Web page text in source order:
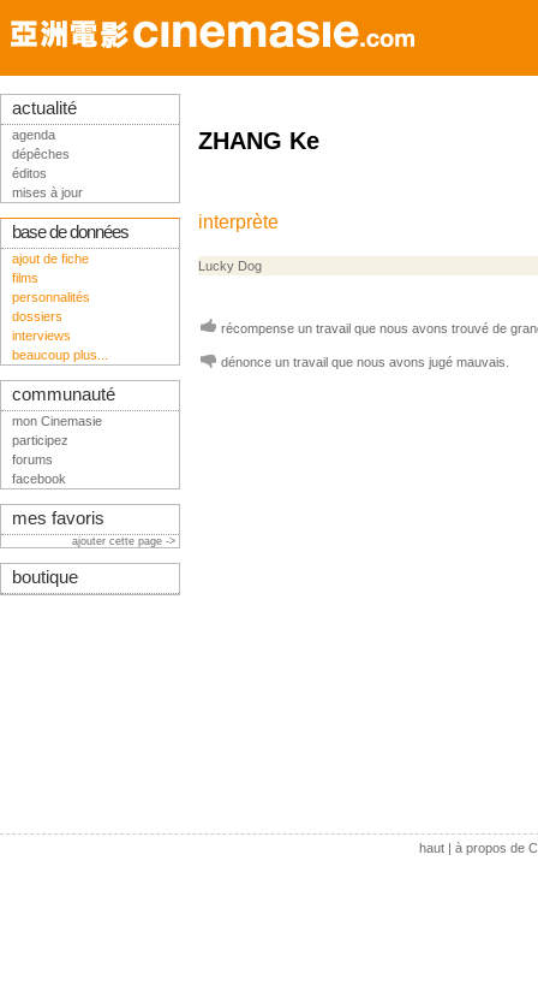
ZHANG Ke
interprète
Lucky Dog
récompense un travail que nous avons trouvé de
dénonce un travail que nous avons jugé mauvais.
actualité
agenda
dépêches
éditos
mises à jour
base de données
ajout de fiche
films
personnalités
dossiers
interviews
beaucoup plus...
communauté
mon Cinemasie
participez
forums
facebook
mes favoris
ajouter cette page ->
boutique
haut| à propos de